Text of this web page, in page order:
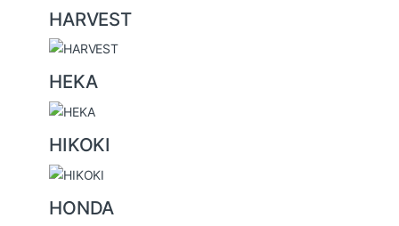
HARVEST
HEKA
HIKOKI
HONDA